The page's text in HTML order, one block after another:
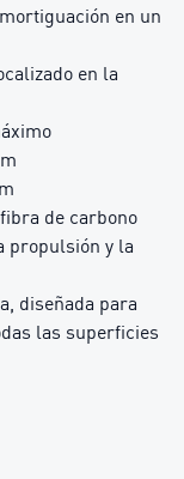
en un
en la
de carbono
propulsión y la
diseñada para
las superficies